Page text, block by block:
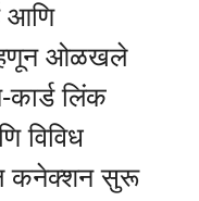
आणि
ओळखले
लिंक
विविध
कनेक्शन सुरू